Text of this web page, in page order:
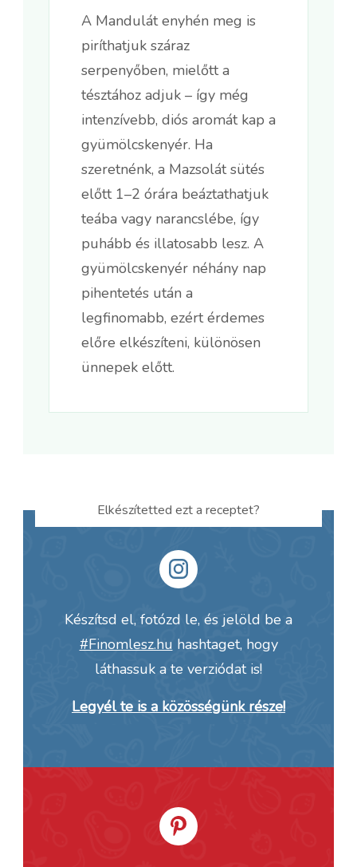
A Mandulát enyhén meg is
piríthatjuk száraz
serpenyőben, mielőtt a
tésztához adjuk – így még
intenzívebb, diós aromát kap a
gyümölcskenyér. Ha
szeretnénk, a Mazsolát sütés
előtt 1–2 órára beáztathatjuk
teába vagy narancslébe, így
puhább és illatosabb lesz. A
gyümölcskenyér néhány nap
pihentetés után a
legfinomabb, ezért érdemes
előre elkészíteni, különösen
ünnepek előtt.
Elkészítetted ezt a receptet?
Készítsd el, fotózd le, és jelöld be a
#Finomlesz.hu hashtaget, hogy
láthassuk a te verziódat is!
Legyél te is a közösségünk része!